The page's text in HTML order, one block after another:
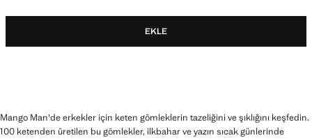
EKLE
Mango Man'de erkekler için keten gömleklerin tazeliğini ve şıklığını keşfedin.
100 ketenden üretilen bu gömlekler, ilkbahar ve yazın sıcak günlerinde